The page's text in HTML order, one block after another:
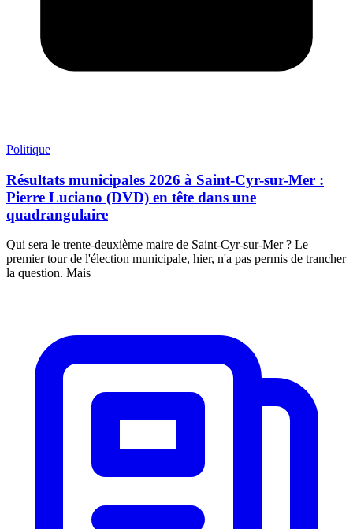
Politique
Résultats municipales 2026 à Saint-Cyr-sur-Mer :
Pierre Luciano (DVD) en tête dans une
quadrangulaire
Qui sera le trente-deuxième maire de Saint-Cyr-sur-Mer ? Le
premier tour de l'élection municipale, hier, n'a pas permis de trancher
la question. Mais